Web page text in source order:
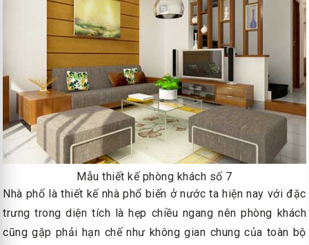
Mẫu thiết kế phòng khách số 7
Nhà phố là thiết kế nhà phổ biến ở nước ta hiện nay với đặc
trưng trong diện tích là hẹp chiều ngang nên phòng khách
cũng gặp phải hạn chế như không gian chung của toàn bộ